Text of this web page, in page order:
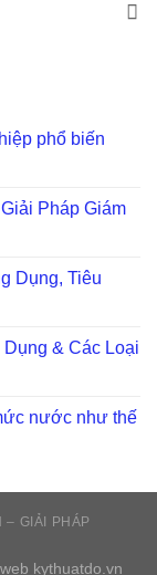
phổ biến
Pháp Giám
Dụng, Tiêu
& Các Loại
nước như thế
– GIẢI PHÁP
kythuatdo.vn